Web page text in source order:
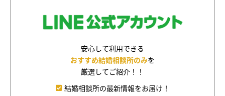
安心して利用できる
おすすめ結婚相談所のみを
厳選してご紹介！！
結婚相談所の最新情報をお届け！